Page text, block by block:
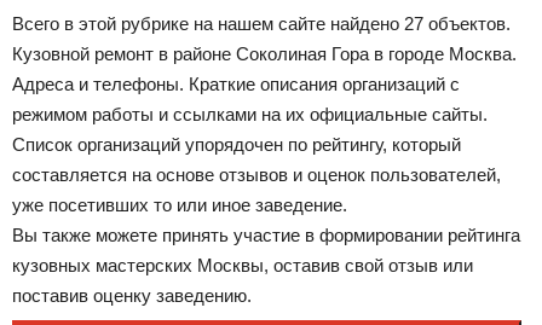
Всего в этой рубрике на нашем сайте найдено 27 объектов.
Кузовной ремонт в районе Соколиная Гора в городе Москва.
Адреса и телефоны. Краткие описания организаций с
режимом работы и ссылками на их официальные сайты.
Список организаций упорядочен по рейтингу, который
составляется на основе отзывов и оценок пользователей,
уже посетивших то или иное заведение.
Вы также можете принять участие в формировании рейтинга
кузовных мастерских Москвы, оставив свой отзыв или
поставив оценку заведению.